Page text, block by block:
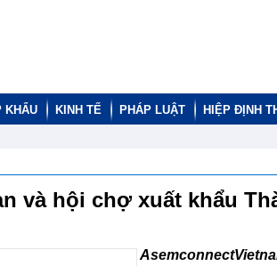
KHẨU KINH TẾ PHÁP LUẬT HIỆP ĐỊNH
và hội chợ xuất khẩu